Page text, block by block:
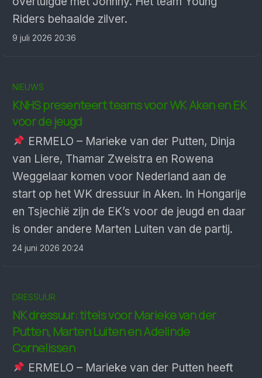
Riders behaalde zilver.
9 juli 2026 20:36
NIEUWS
KNHS presenteert teams voor WK Aken en EK
voor de jeugd
ERMELO – Marieke van der Putten, Dinja
van Liere, Thamar Zweistra en Rowena
Weggelaar komen voor Nederland aan de
start op het WK dressuur in Aken. In Hongarije
en Tsjechië zijn de EK’s voor de jeugd en daar
is onder andere Marten Luiten van de partij.
24 juni 2026 20:24
DRESSUUR
NK dressuur: titels voor Marieke van der
Putten, Marten Luiten en Adelinde
Cornelissen
ERMELO – Marieke van der Putten heeft